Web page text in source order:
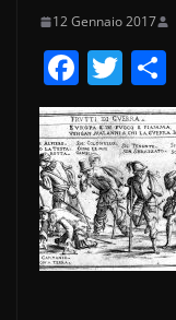
12 Gennaio 2017
F
a
c
e
b
o
o
T
w
itt
er